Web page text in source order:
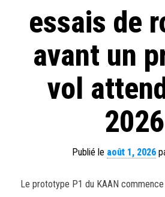
essais de
avant un
vol
2026
Publié le août 1, 2026
Le prototype P1 du KAAN